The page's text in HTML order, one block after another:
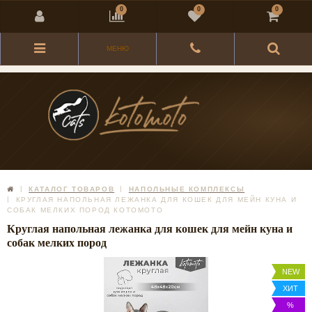
МЕНЮ
КАТАЛОГ ТОВАРОВ
НАПОЛЬНЫЕ КОМПЛЕКСЫ
КРУГЛАЯ НАПОЛЬНАЯ ЛЕЖАНКА ДЛЯ КОШЕК ДЛЯ МЕЙН КУНА И
СОБАК МЕЛКИХ ПОРОД КОТОМОТО
Круглая напольная лежанка для кошек для мейн куна и
собак мелких пород
NEW
ХИТ
%
0 0 0